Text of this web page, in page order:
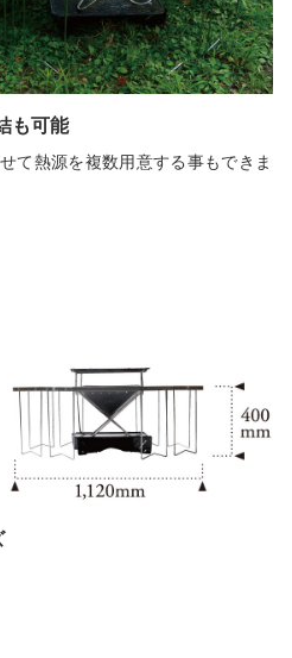
も可能
て熱源を複数用意する事もできま